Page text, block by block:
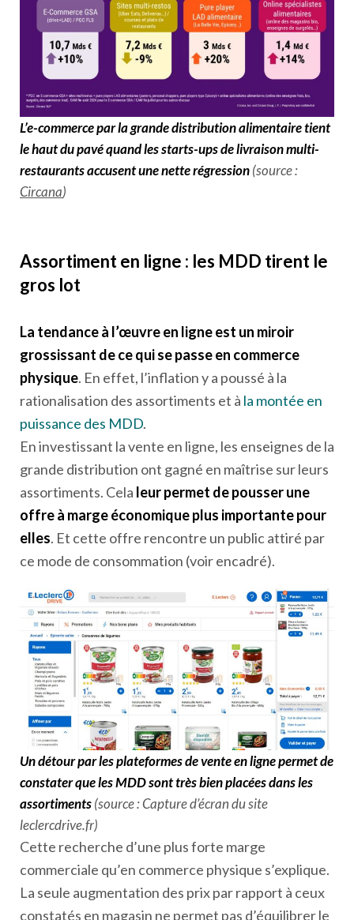
L’e-commerce par la grande distribution alimentaire tient
le haut du pavé quand les starts-ups de livraison multi-
restaurants accusent une nette régression(source :
Circana)
Assortiment en ligne : les MDD tirent le
gros lot
La tendance à l’œuvre en ligne est un miroir
grossissant de ce qui se passe en commerce
physique. En effet, l’inflation y a poussé à la
rationalisation des assortiments et à la montée en
puissance des MDD.
En investissant la vente en ligne, les enseignes de la
grande distribution ont gagné en maîtrise sur leurs
assortiments. Cela leur permet de pousser une
offre à marge économique plus importante pour
elles. Et cette offre rencontre un public attiré par
ce mode de consommation (voir encadré).
Un détour par les plateformes de vente en ligne permet de
constater que les MDD sont très bien placées dans les
assortiments(source : Capture d’écran du site
leclercdrive.fr)
Cette recherche d’une plus forte marge
commerciale qu’en commerce physique s’explique.
La seule augmentation des prix par rapport à ceux
constatés en magasin ne permet pas d’équilibrer le